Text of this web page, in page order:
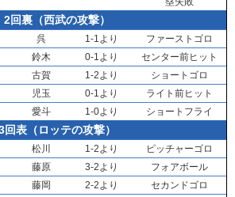
2回裏（西武の攻撃）
呉 1-1より
ファーストゴロ
鈴木 0-1より
センター前ヒット
古賀 1-2より
ショートゴロ
児玉 0-1より
ライト前ヒット
愛斗 1-0より ショートフライ
回表（ロッテの攻撃）
松川 1-2より
ピッチャーゴロ
藤原 3-2より
フォアボール
藤岡 2-2より
セカンドゴロ